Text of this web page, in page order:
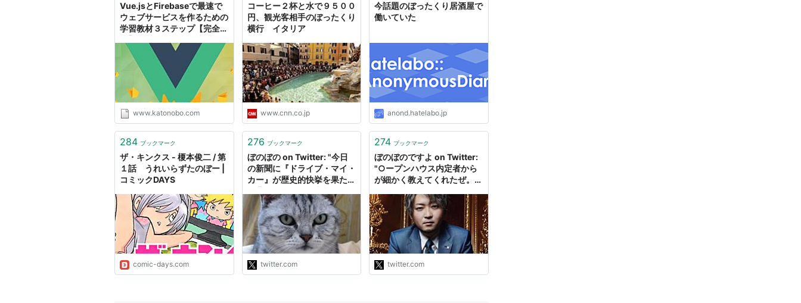
る。
Vue.jsとFirebaseで最速で
ウェブサービスを作るための
学習教材３ステップ【完全独
ド・マイライフ
www.katonobo.com
コーヒー２杯と水で９５００
円、観光客相手のぼったくり
横行 イタリア
www.cnn.co.jp
今話題のぼったくり居酒屋で
働いていた
anond.hatelabo.jp
284 ブックマーク
ザ・キンクス - 榎本俊二 / 第
１話 うれいらずたのぼー |
コミックDAYS
comic-days.com
276 ブックマーク
ぼのぼの on Twitter: "今日
の新聞に『ドライブ・マイ・
カー』が歴史的快挙を果たし
たが、濱口竜介自身のインタ
ビューまで含め、皆が忘れて
いる重大な要素が１つある。
それはあの作品が「チェーホ
フの『ワーニャおじさん』を
ベースにした作品」…
https://t.co/14Zg71MhLF"
twitter.com
274 ブックマーク
ぼのぼのですよ on Twitter:
"○ープンハウス内定者から
が細かく教えてくれたぜ。
暮らししなかったら内定取り
消しってどーゆーこと？しか
も自腹で。 家族と離して思
考能力無くさせて、周りから
茶々が入らないようにするん
だな。 不動産屋のクロ…
https://t.co/lToOdSh1jV"
twitter.com